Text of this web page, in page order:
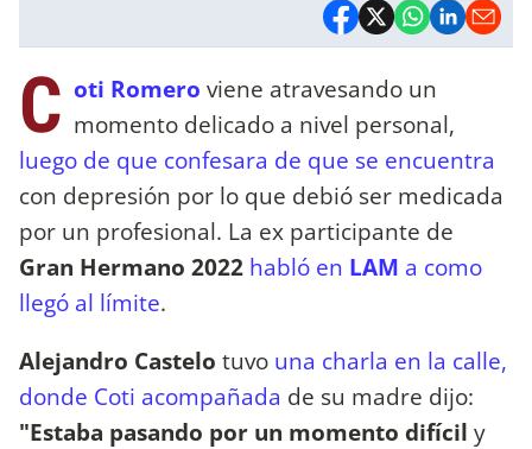
C oti Romero viene atravesando un
momento delicado a nivel personal,
luego de que confesara de que se encuentra
con depresión por lo que debió ser medicada
por un profesional. La ex participante de
Gran Hermano 2022 habló en LAM a como
llegó al límite.
Alejandro Castelo tuvo una charla en la calle,
donde Coti acompañada de su madre dijo:
"Estaba pasando por un momento difícil y